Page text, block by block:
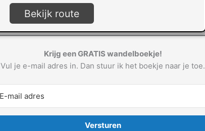
Bekijk route
Krijg een GRATIS wandelboekje!
Vul je e-mail adres in. Dan stuur ik het boekje naar je toe.
Versturen